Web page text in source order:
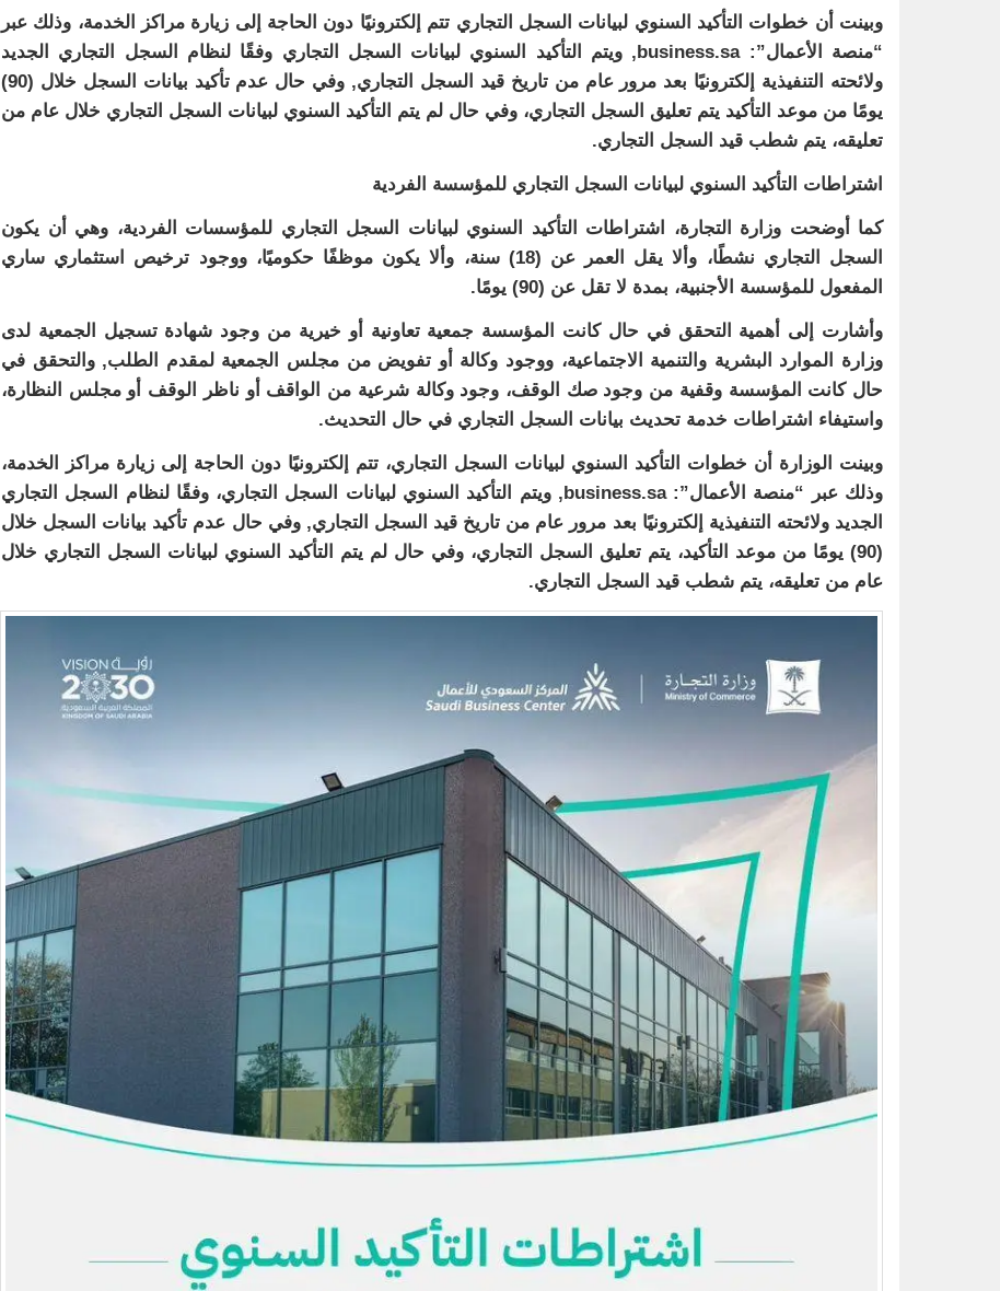
وبينت أن خطوات التأكيد السنوي لبيانات السجل التجاري تتم إلكترونيًا دون الحاجة إلى زيارة مراكز الخدمة، وذلك عبر
“منصة الأعمال”: business.sa, ويتم التأكيد السنوي لبيانات السجل التجاري وفقًا لنظام السجل التجاري الجديد
ولائحته التنفيذية إلكترونيًا بعد مرور عام من تاريخ قيد السجل التجاري, وفي حال عدم تأكيد بيانات السجل خلال (90)
يومًا من موعد التأكيد يتم تعليق السجل التجاري، وفي حال لم يتم التأكيد السنوي لبيانات السجل التجاري خلال عام من
تعليقه، يتم شطب قيد السجل التجاري.
اشتراطات التأكيد السنوي لبيانات السجل التجاري للمؤسسة الفردية
كما أوضحت وزارة التجارة، اشتراطات التأكيد السنوي لبيانات السجل التجاري للمؤسسات الفردية، وهي أن يكون
السجل التجاري نشطًا، وألا يقل العمر عن (18) سنة، وألا يكون موظفًا حكوميًا، ووجود ترخيص استثماري ساري
المفعول للمؤسسة الأجنبية، بمدة لا تقل عن (90) يومًا.
وأشارت إلى أهمية التحقق في حال كانت المؤسسة جمعية تعاونية أو خيرية من وجود شهادة تسجيل الجمعية لدى
وزارة الموارد البشرية والتنمية الاجتماعية، ووجود وكالة أو تفويض من مجلس الجمعية لمقدم الطلب, والتحقق في
حال كانت المؤسسة وقفية من وجود صك الوقف، وجود وكالة شرعية من الواقف أو ناظر الوقف أو مجلس النظارة،
واستيفاء اشتراطات خدمة تحديث بيانات السجل التجاري في حال التحديث.
وبينت الوزارة أن خطوات التأكيد السنوي لبيانات السجل التجاري، تتم إلكترونيًا دون الحاجة إلى زيارة مراكز الخدمة،
وذلك عبر “منصة الأعمال”: business.sa, ويتم التأكيد السنوي لبيانات السجل التجاري، وفقًا لنظام السجل التجاري
الجديد ولائحته التنفيذية إلكترونيًا بعد مرور عام من تاريخ قيد السجل التجاري, وفي حال عدم تأكيد بيانات السجل خلال
(90) يومًا من موعد التأكيد، يتم تعليق السجل التجاري، وفي حال لم يتم التأكيد السنوي لبيانات السجل التجاري خلال
عام من تعليقه، يتم شطب قيد السجل التجاري.